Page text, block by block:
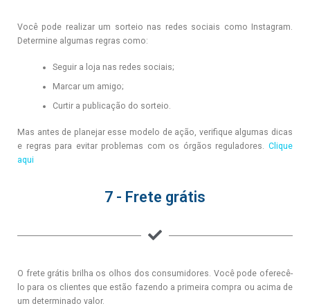
Você pode realizar um sorteio nas redes sociais como Instagram.
Determine algumas regras como:
Seguir a loja nas redes sociais;
Marcar um amigo;
Curtir a publicação do sorteio.
Mas antes de planejar esse modelo de ação, verifique algumas dicas
e regras para evitar problemas com os órgãos reguladores. Clique
aqui
7 - Frete grátis
O frete grátis brilha os olhos dos consumidores. Você pode oferecê-
lo para os clientes que estão fazendo a primeira compra ou acima de
um determinado valor.